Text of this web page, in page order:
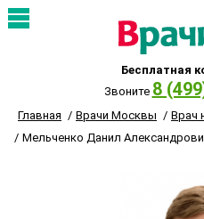
Бесплатная
Звоните 8
Главная Врачи Москвы
Врач
Мельченко Данил